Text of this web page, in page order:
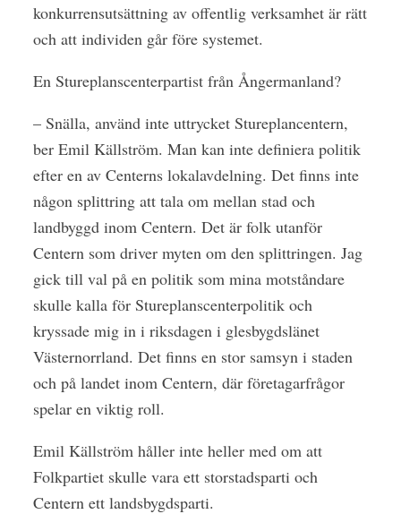
konkurrensutsättning av offentlig verksamhet är rätt
och att individen går före systemet.
En Stureplanscenterpartist från Ångermanland?
– Snälla, använd inte uttrycket Stureplancentern,
ber Emil Källström. Man kan inte definiera politik
efter en av Centerns lokalavdelning. Det finns inte
någon splittring att tala om mellan stad och
landbyggd inom Centern. Det är folk utanför
Centern som driver myten om den splittringen. Jag
gick till val på en politik som mina motståndare
skulle kalla för Stureplanscenterpolitik och
kryssade mig in i riksdagen i glesbygdslänet
Västernorrland. Det finns en stor samsyn i staden
och på landet inom Centern, där företagarfrågor
spelar en viktig roll.
Emil Källström håller inte heller med om att
Folkpartiet skulle vara ett storstadsparti och
Centern ett landsbygdsparti.